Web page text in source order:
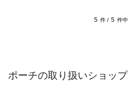
5 件 / 5 件中
ポーチの取り扱いショップ